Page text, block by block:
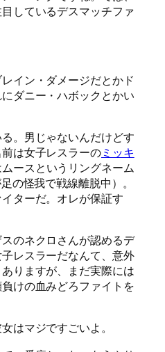
しているデスマッチファ
イン・ダメージだとかド
ダニー・ハボックとかい
。男じゃないんだけどす
は女子レスラーのミッキ
ムースというリングネーム
の怪我で戦線離脱中）。
ターだ。オレが保証す
のネクロさんが認めるデ
レスラーだなんて、意外
りますが、まだ実際には
けの血みどろファイトを
はマジですごいよ。